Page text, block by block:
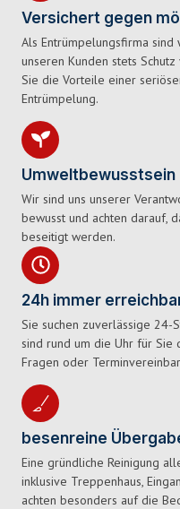
Versichert gegen
Als Entrümpelungsfirma
unseren Kunden stets
Sie die Vorteile einer
Entrümpelung.
Umweltbewusstsein
Wir sind uns unserer
bewusst und achten darauf,
beseitigt werden.
24h immer
Sie suchen zuverlässige 24-
sind rund um die Uhr für Sie
Fragen oder
besenreine
Eine gründliche Reinigung
inklusive Treppenhaus,
achten besonders auf die